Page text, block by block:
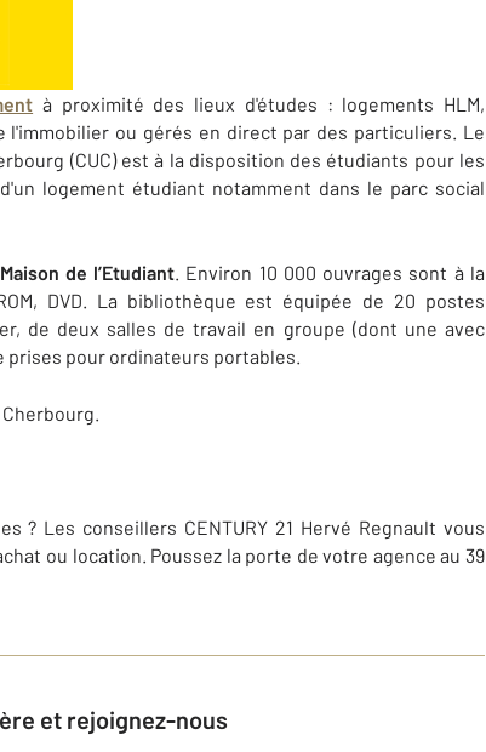
à proximité des lieux d'études : logements HLM,
ou gérés en direct par des particuliers. Le
(CUC) est à la disposition des étudiants pour les
logement étudiant notamment dans le parc social
de l’Etudiant. Environ 10 000 ouvrages sont à la
DVD. La bibliothèque est équipée de 20 postes
de deux salles de travail en groupe (dont une avec
prises pour ordinateurs portables.
? Les conseillers CENTURY 21 Hervé Regnault vous
ou location. Poussez la porte de votre agence au 39
et rejoignez-nous